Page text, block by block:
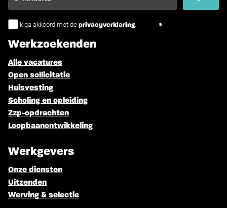
Ik ga akkoord met de privacyverklaring.
Werkzoekenden
Alle vacatures
Open sollicitatie
Huisvesting
Scholing en opleiding
Zzp-opdrachten
Loopbaanontwikkeling
Werkgevers
Onze diensten
Uitzenden
Werving & selectie